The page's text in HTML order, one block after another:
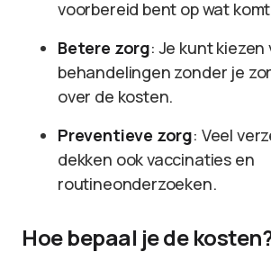
voorbereid bent op wat
Betere zorg: Je kunt
behandelingen zonder je
over de kosten.
Preventieve zorg: Veel
dekken ook vaccinaties en
routineonderzoeken.
Hoe bepaal je de